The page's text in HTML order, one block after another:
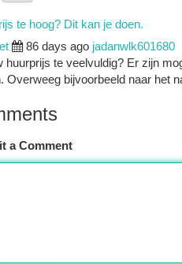
te hoog? Dit kan je doen.
86 days ago jadanwlk601680
huurprijs te veelvuldig? Er zijn
Overweeg bijvoorbeeld naar het
a Comment